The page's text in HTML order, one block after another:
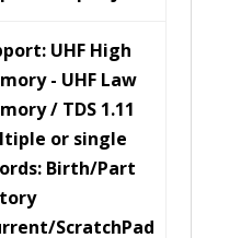
UHF High
- UHF Law
/ TDS 1.11
or single
Birth/Part
ScratchPad